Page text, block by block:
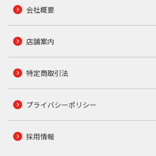
会社概要
店舗案内
特定商取引法
プライバシーポリシー
採用情報